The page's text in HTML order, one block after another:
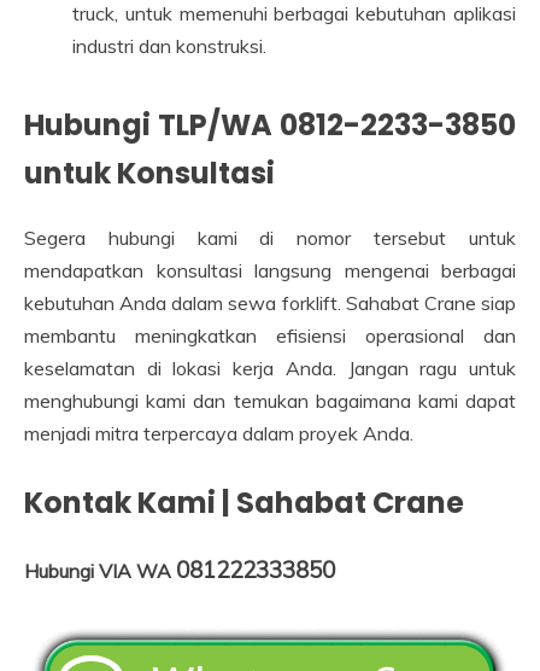
truck, untuk memenuhi berbagai kebutuhan aplikasi
industri dan konstruksi.
Hubungi TLP/WA 0812-2233-3850
untuk Konsultasi
Segera hubungi kami di nomor tersebut untuk
mendapatkan konsultasi langsung mengenai berbagai
kebutuhan Anda dalam sewa forklift. Sahabat Crane siap
membantu meningkatkan efisiensi operasional dan
keselamatan di lokasi kerja Anda. Jangan ragu untuk
menghubungi kami dan temukan bagaimana kami dapat
menjadi mitra terpercaya dalam proyek Anda.
Kontak Kami | Sahabat Crane
Hubungi VIA WA 081222333850